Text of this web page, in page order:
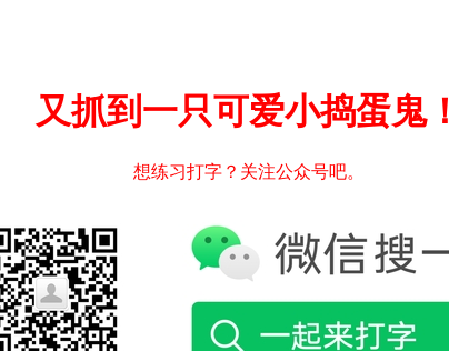
又抓到一只可爱小捣蛋鬼！
想练习打字？关注公众号吧。